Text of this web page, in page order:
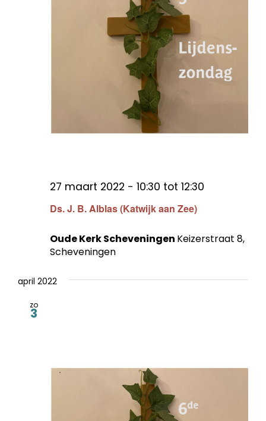
Ds. J. B. Alblas (Katwijk aan Zee)
27 maart 2022 - 10:30 tot 12:30
Oude Kerk Scheveningen Keizerstraat 8,
Scheveningen
april 2022
zo
3